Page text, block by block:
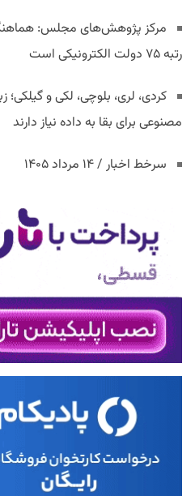
مرکز پژوهش‌های مجلس:
رتبه ۷۵ دولت الکترونیکی است
کردی، لری، بلوچی، لکی و
مصنوعی برای بقا به داده نیاز دارند
سرخط اخبار / ۱۴ مرداد ۱۴۰۵